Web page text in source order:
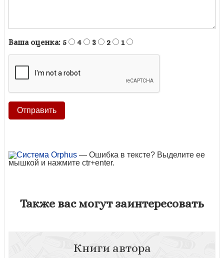
Ваша оценка: 5 4 3 2 1
— Ошибка в тексте? Выделите ее
мышкой и нажмите ctr+enter.
Также вас могут заинтересовать
Книги автора